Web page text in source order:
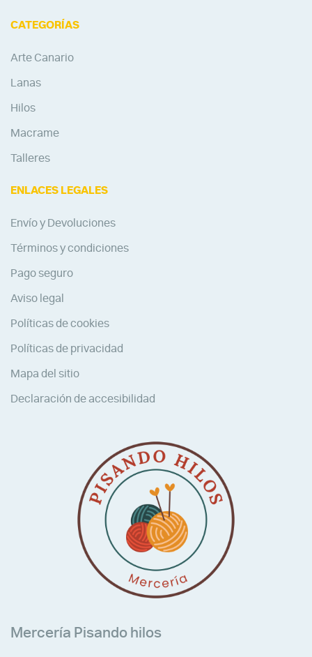
CATEGORÍAS
Arte Canario
Lanas
Hilos
Macrame
Talleres
ENLACES LEGALES
Envío y Devoluciones
Términos y condiciones
Pago seguro
Aviso legal
Políticas de cookies
Políticas de privacidad
Mapa del sitio
Declaración de accesibilidad
Mercería Pisando hilos